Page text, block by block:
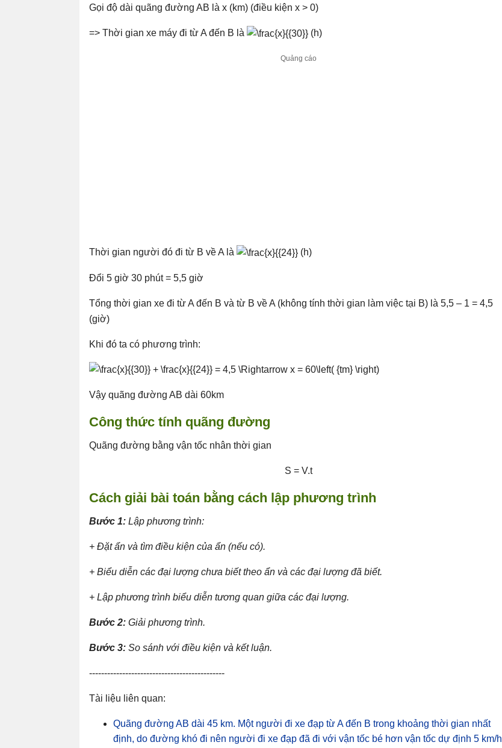
Gọi độ dài quãng đường AB là x (km) (điều kiện x > 0)
=> Thời gian xe máy đi từ A đến B là (h)
Thời gian người đó đi từ B về A là (h)
Đổi 5 giờ 30 phút = 5,5 giờ
Tổng thời gian xe đi từ A đến B và từ B về A (không tính thời gian làm việc tại B) là 5,5 – 1 = 4,5
(giờ)
Khi đó ta có phương trình:
Vậy quãng đường AB dài 60km
Công thức tính quãng đường
Quãng đường bằng vận tốc nhân thời gian
S = V.t
Cách giải bài toán bằng cách lập phương trình
Bước 1: Lập phương trình:
+ Đặt ẩn và tìm điều kiện của ẩn (nếu có).
+ Biểu diễn các đại lượng chưa biết theo ẩn và các đại lượng đã biết.
+ Lập phương trình biểu diễn tương quan giữa các đại lượng.
Bước 2: Giải phương trình.
Bước 3: So sánh với điều kiện và kết luận.
---------------------------------------------
Tài liệu liên quan:
Quãng đường AB dài 45 km. Một người đi xe đạp từ A đến B trong khoảng thời gian nhất
định, do đường khó đi nên người đi xe đạp đã đi với vận tốc bé hơn vận tốc dự định 5 km/h